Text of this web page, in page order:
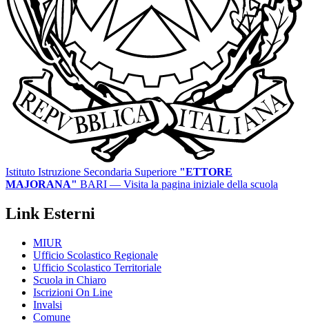
Istituto Istruzione Secondaria Superiore "ETTORE
MAJORANA" BARI — Visita la pagina iniziale della scuola
Link Esterni
MIUR
Ufficio Scolastico Regionale
Ufficio Scolastico Territoriale
Scuola in Chiaro
Iscrizioni On Line
Invalsi
Comune